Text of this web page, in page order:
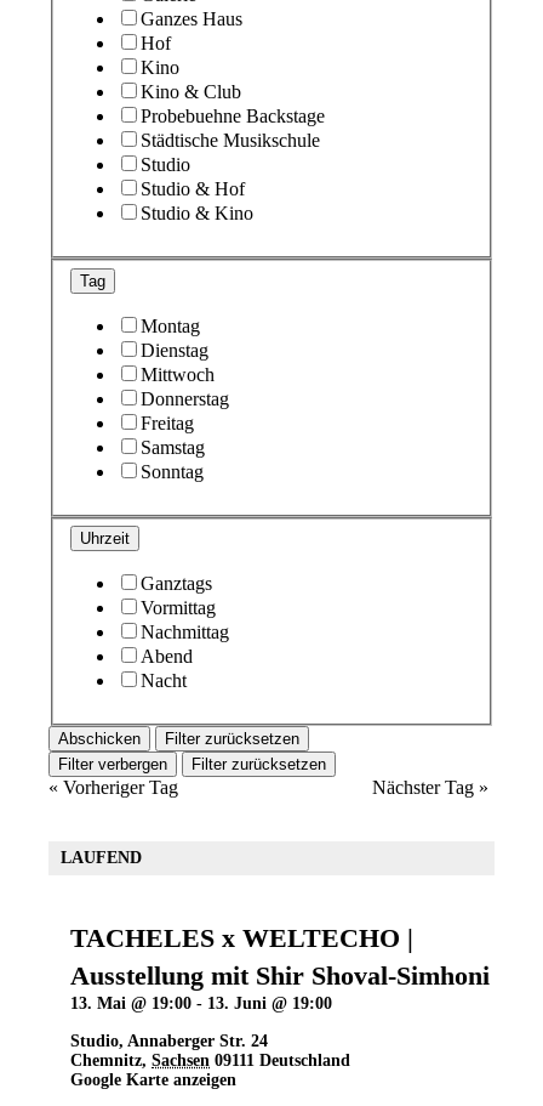
Ganzes Haus
Hof
Kino
Kino & Club
Probebuehne Backstage
Städtische Musikschule
Studio
Studio & Hof
Studio & Kino
Tag
Montag
Dienstag
Mittwoch
Donnerstag
Freitag
Samstag
Sonntag
Uhrzeit
Ganztags
Vormittag
Nachmittag
Abend
Nacht
Filter zurücksetzen
Filter verbergen
Filter zurücksetzen
« Vorheriger Tag Nächster Tag »
LAUFEND
TACHELES x WELTECHO |
Ausstellung mit Shir Shoval-Simhoni
13. Mai @ 19:00 - 13. Juni @ 19:00
Studio,Annaberger Str. 24
Chemnitz, Sachsen 09111 Deutschland
Google Karte anzeigen